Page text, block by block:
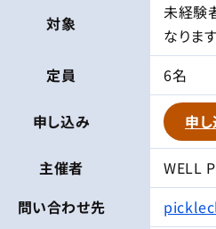
対象
未経験
なります
定員
6名
申し込み 申
主催者
WELL
問い合わせ先